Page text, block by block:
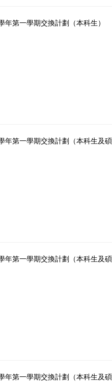
第一學期交換計劃（本科生）
年第一學期交換計劃（本科生及
年第一學期交換計劃（本科生及
年第一學期交換計劃（本科生及